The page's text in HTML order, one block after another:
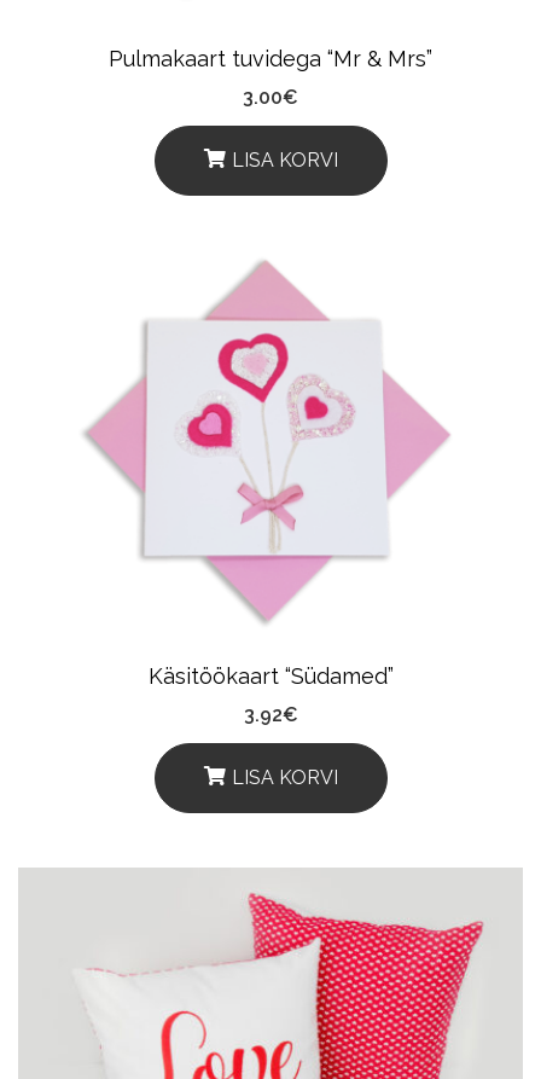
Pulmakaart tuvidega “Mr & Mrs”
3.00€
LISA KORVI
Käsitöökaart “Südamed”
3.92€
LISA KORVI